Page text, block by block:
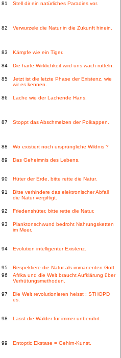
81 Stell dir ein natürliches Paradies vor.
82 Verwurzele die Natur in die Zukunft hinein.
83 Kämpfe wie ein Tiger.
84 Die harte Wirklichkeit wird uns wach rütteln.
85
Jetzt ist die letzte Phase der Existenz, wie
wir es kennen.
86 Lache wie der Lachende Hans.
87 Stoppt das Abschmelzen der Polkappen.
88 Wo existiert noch ursprüngliche Wildnis ?
89 Das Geheimnis des Lebens.
90 Hüter der Erde, bitte rette die Natur.
91
Bitte verhindere das elektronischer Abfall
die Natur vergiftigt.
92 Friedenshüter, bitte rette die Natur.
93
Planktonschwund bedroht Nahrungsketten
im Meer.
94 Evolution intelligenter Existenz.
95
Respektiere die Natur als immanenten Gott.
96
Afrika und die Welt braucht Aufklärung über
Verhütungsmethoden.
97
Die Welt revolutionieren heisst : STHOPD
es.
98 Lasst die Wälder für immer unberührt.
99 Entoptic Ekstase = Gehirn-Kunst.